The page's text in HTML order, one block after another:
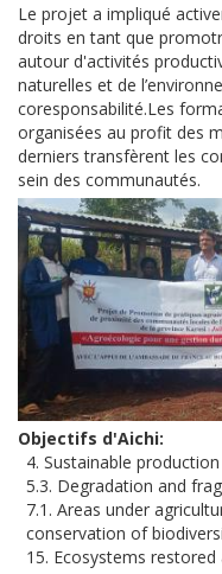
Le projet a impliqué
droits en tant que
autour d'activités
naturelles et de
coresponsabilité.Les
organisées au profit des
derniers transfèrent les
sein des communautés.
Objectifs d'Aichi
4. Sustainable
5.3. Degradation and
7.1. Areas under
conservation of
15. Ecosystems